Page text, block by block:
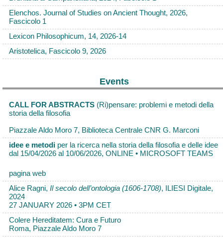
Elenchos. Journal of Studies on Ancient Thought, 2026,
Fascicolo 1
Lexicon Philosophicum, 14, 2026-14
Aristotelica, Fascicolo 9, 2026
Events
CALL FOR ABSTRACTS (Ri)pensare: problemi e metodi della
storia della filosofia
Piazzale Aldo Moro 7, Biblioteca Centrale CNR G. Marconi
idee e metodi per la ricerca nella storia della filosofia e delle idee
dal 15/04/2026 al 10/06/2026, ONLINE • MICROSOFT TEAMS
pagina web
Alice Ragni, Il secolo dell’ontologia (1606-1708), ILIESI Digitale,
2024
27 JANUARY 2026 • 3PM CET
Colere Hereditatem: Cura e Futuro
Roma, Piazzale Aldo Moro 7